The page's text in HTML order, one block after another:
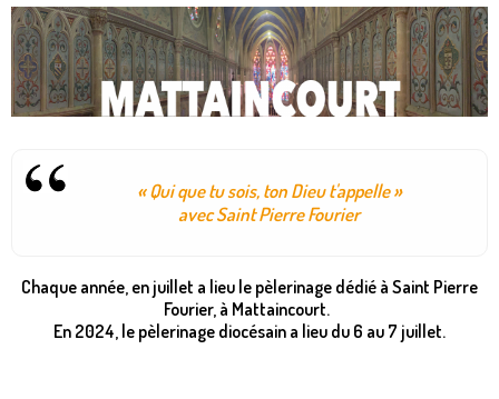
« Qui que tu sois, ton Dieu t'appelle »
avec Saint Pierre Fourier
Chaque année, en juillet a lieu le pèlerinage dédié à Saint Pierre
Fourier, à Mattaincourt.
En 2024, le pèlerinage diocésain a lieu du 6 au 7 juillet.